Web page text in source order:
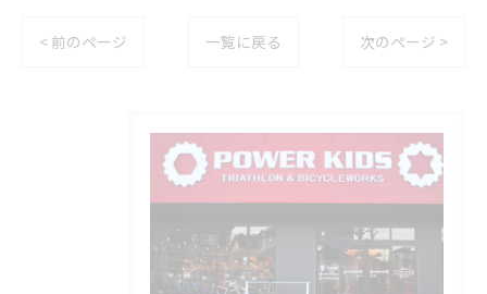
< 前のページ 一覧に戻る 次のページ >